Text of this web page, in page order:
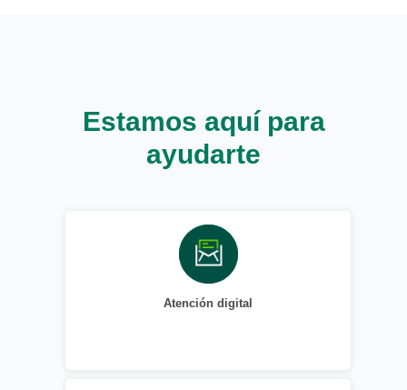
Estamos aquí para
ayudarte
Atención digital